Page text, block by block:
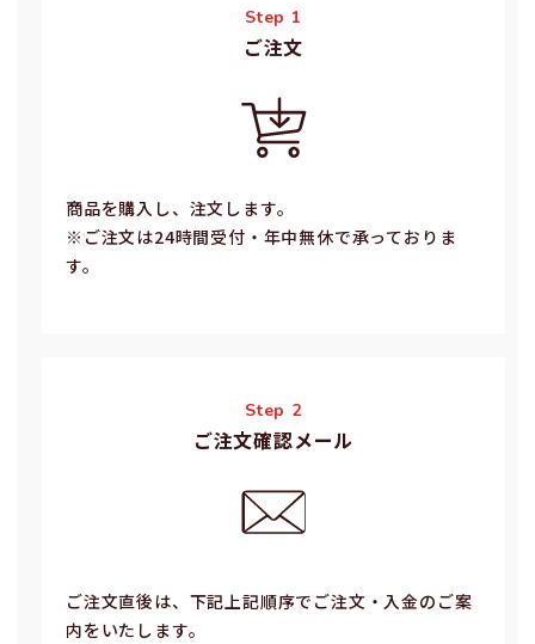
Step 1
ご注⽂
商品を購入し、注文します。
※ご注⽂は24時間受付・年中無休で承っておりま
す。
Step 2
ご注文確認メール
ご注⽂直後は、下記上記順序でご注⽂・⼊⾦のご案
内をいたします。